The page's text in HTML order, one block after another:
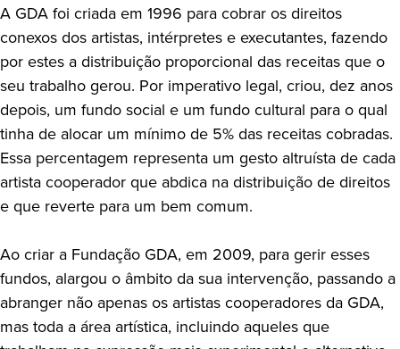
A GDA foi criada em 1996 para cobrar os direitos
conexos dos artistas, intérpretes e executantes, fazendo
por estes a distribuição proporcional das receitas que o
seu trabalho gerou. Por imperativo legal, criou, dez anos
depois, um fundo social e um fundo cultural para o qual
tinha de alocar um mínimo de 5% das receitas cobradas.
Essa percentagem representa um gesto altruísta de cada
artista cooperador que abdica na distribuição de direitos
e que reverte para um bem comum.
Ao criar a Fundação GDA, em 2009, para gerir esses
fundos, alargou o âmbito da sua intervenção, passando a
abranger não apenas os artistas cooperadores da GDA,
mas toda a área artística, incluindo aqueles que